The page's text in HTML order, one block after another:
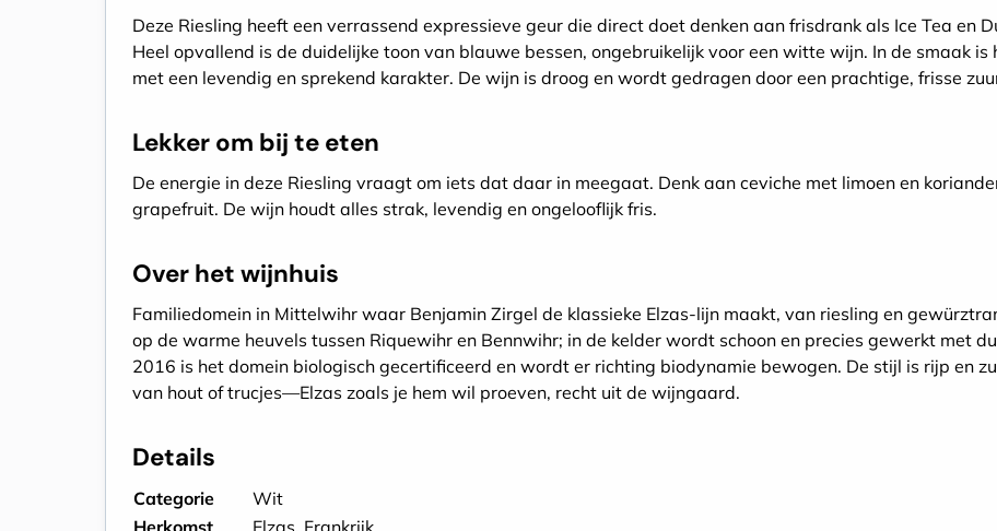
Deze Riesling heeft een verrassend expressieve geur die direct doet denken aan frisdrank als Ice Tea en
Heel opvallend is de duidelijke toon van blauwe bessen, ongebruikelijk voor een witte wijn. In de smaak is
met een levendig en sprekend karakter. De wijn is droog en wordt gedragen door een prachtige, frisse
Lekker om bij te eten
De energie in deze Riesling vraagt om iets dat daar in meegaat. Denk aan ceviche met limoen en
grapefruit. De wijn houdt alles strak, levendig en ongelooflijk fris.
Over het wijnhuis
Familiedomein in Mittelwihr waar Benjamin Zirgel de klassieke Elzas-lijn maakt, van riesling en
op de warme heuvels tussen Riquewihr en Bennwihr; in de kelder wordt schoon en precies gewerkt met
2016 is het domein biologisch gecertificeerd en wordt er richting biodynamie bewogen. De stijl is rijp en
van hout of trucjes—Elzas zoals je hem wil proeven, recht uit de wijngaard.
Details
Categorie
Wit
Herkomst
Elzas, Frankrijk